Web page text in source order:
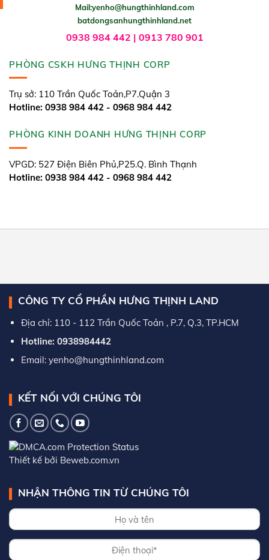
Mail:yenho@hungthinhland.com
batdongsanhungthinhland.net
0938 984 442 | 0913 780 901
PHÒNG CSKH HƯNG THỊNH CORP
Trụ sở: 110 Trần Quốc Toản,P7.Quận 3
Hotline: 0938 984 442 - 0968 984 442
PHÒNG KINH DOANH HƯNG THỊNH CORP
VPGD: 527 Điện Biên Phủ,P25.Q. Bình Thạnh
Hotline: 0938 984 442 - 0968 984 442
CÔNG TY CỔ PHẦN HƯNG THỊNH LAND
Địa chỉ: 110 - 112 Trần Quốc Toản , P.7, Q.3, TP.HCM
Hotline: 0938984442
Email: yenho@hungthinhland.com
KẾT NỐI VỚI CHÚNG TÔI
Thiết kế bởi Beweb.com.vn
NHẬN THÔNG TIN TỪ CHÚNG TÔI